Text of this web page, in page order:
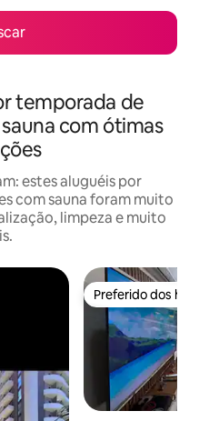
temporada de
com ótimas
estes aluguéis por
com sauna foram muito
limpeza e muito
Preferido dos
Preferido dos